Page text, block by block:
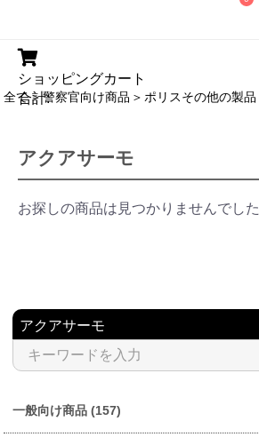
ショッピングカート
合計:
全て＞警察官向け商品 ＞ ポリスその他の製品
アクアサーモ
お探しの商品は見つかりませんでした
一般向け商品 (157)